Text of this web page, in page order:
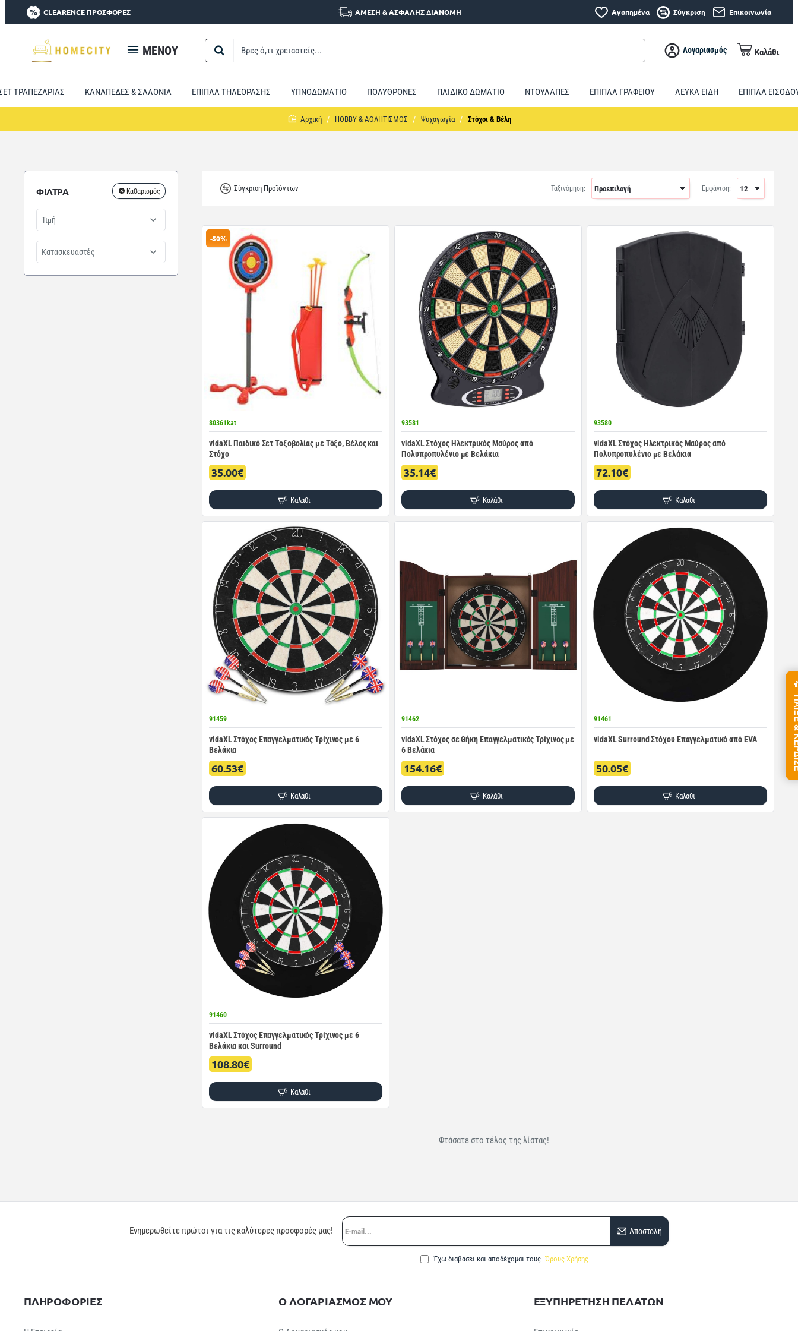
CLEARENCE ΠΡΟΣΦΟΡΕΣ ΑΜΕΣΗ & ΑΣΦΑΛΗΣ ΔΙΑΝΟΜΗ Αγαπημένα Σύγκριση Επικοινωνία
MENOY
Βρες
χρειαστείς...
Λογαριασμός Καλάθι
ΤΡΑΠΕΖΑΡΙΑΣ ΚΑΝΑΠΕΔΕΣ & ΣΑΛΟΝΙΑ ΕΠΙΠΛΑ ΤΗΛΕΟΡΑΣΗΣ ΥΠΝΟΔΩΜΑΤΙΟ ΠΟΛΥΘΡΟΝΕΣ ΠΑΙΔΙΚΟ ΔΩΜΑΤΙΟ ΝΤΟΥΛΑΠΕΣ ΕΠΙΠΛΑ ΓΡΑΦΕΙΟΥ ΛΕΥΚΑ ΕΙΔΗ ΕΠΙΠΛΑ
homeHOBBY & ΑΘΛΗΤΙΣΜΟΣ Ψυχαγωγία Στόχοι & Βέλη
ΦΙΛΤΡΑ Καθαρισμός
Τιμή
Κατασκευαστές
Σύγκριση Προϊόντων Ταξινόμηση: Εμφάνιση:
-50%
80361kat
vidaXL Παιδικό Σετ Τοξοβολίας με Τόξο, Βέλος και
Στόχο
35.00€
Καλάθι
93581
vidaXL Στόχος Ηλεκτρικός Μαύρος από
Πολυπροπυλένιο με Βελάκια
35.14€
Καλάθι
93580
vidaXL Στόχος Ηλεκτρικός Μαύρος από
Πολυπροπυλένιο με Βελάκια
72.10€
Καλάθι
91459
vidaXL Στόχος Επαγγελματικός Τρίχινος με 6
Βελάκια
60.53€
Καλάθι
91462
vidaXL Στόχος σε Θήκη Επαγγελματικός Τρίχινος με
6 Βελάκια
154.16€
Καλάθι
91461
vidaXL Surround Στόχου Επαγγελματικό από EVA
50.05€
Καλάθι
91460
vidaXL Στόχος Επαγγελματικός Τρίχινος με 6
Βελάκια και Surround
108.80€
Καλάθι
Φτάσατε στο τέλος της λίστας!
Ενημερωθείτε πρώτοι για τις καλύτερες προσφορές μας!
E-
mail...
Αποστολή
Έχω διαβάσει και αποδέχομαι τους Όρους Χρήσης
ΠΛΗΡΟΦΟΡΙΕΣ Ο ΛΟΓΑΡΙΑΣΜΟΣ ΜΟΥ ΕΞΥΠΗΡΕΤΗΣΗ ΠΕΛΑΤΩΝ